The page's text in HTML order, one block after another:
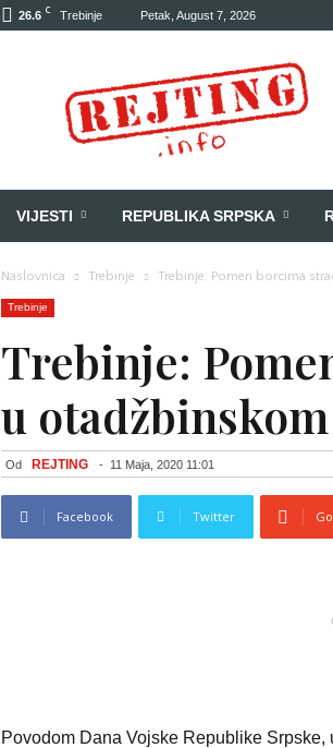
26.6 C Trebinje Petak, August 7, 2026
VIJESTI REPUBLIKA SRPSKA
Naslovnica Trebinje Trebinje: Pomen borcima
Trebinje
Trebinje:
u
Od REJTING - 11 Maja, 2020 11:01
Facebook Twitter
Povodom Dana Vojske Republike